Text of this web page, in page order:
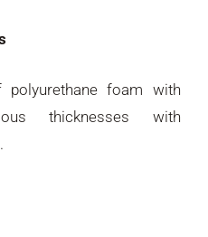
polyurethane foam with
thicknesses with